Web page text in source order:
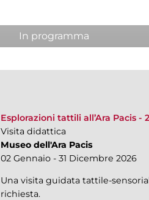
In programma
Esplorazioni tattili all’Ara Pacis -
Visita didattica
Museo dell'Ara Pacis
02 Gennaio - 31 Dicembre 2026
Una visita guidata tattile-
richiesta.